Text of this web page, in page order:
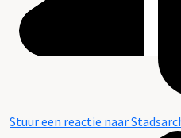
Stuur een reactie naar